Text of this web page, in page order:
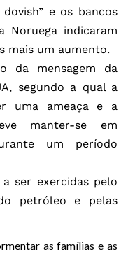
e os bancos
Noruega indicaram
mais um aumento.
da mensagem da
segundo a qual a
uma ameaça e a
manter-se em
um período
ser exercidas pelo
petróleo e pelas
as famílias e as